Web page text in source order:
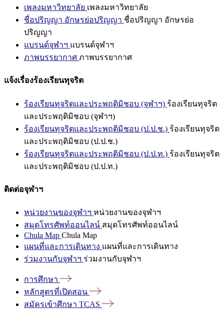
เพลงมหาวิทยาลัย เพลงมหาวิทยาลัย
ชื่อปริญญา อักษรย่อปริญญา ชื่อปริญญา อักษรย่อ
ปริญญา
แบรนด์จุฬาฯ แบรนด์จุฬาฯ
ภาพบรรยากาศ ภาพบรรยากาศ
แจ้งเรื่องร้องเรียนทุจริต
ร้องเรียนทุจริตและประพฤติมิชอบ (จุฬาฯ) ร้องเรียนทุจริต
และประพฤติมิชอบ (จุฬาฯ)
ร้องเรียนทุจริตและประพฤติมิชอบ (ป.ป.ช.) ร้องเรียนทุจริต
และประพฤติมิชอบ (ป.ป.ช.)
ร้องเรียนทุจริตและประพฤติมิชอบ (ป.ป.ท.) ร้องเรียนทุจริต
และประพฤติมิชอบ (ป.ป.ท.)
ติดต่อจุฬาฯ
หน่วยงานของจุฬาฯ หน่วยงานของจุฬาฯ
สมุดโทรศัพท์ออนไลน์ สมุดโทรศัพท์ออนไลน์
Chula Map Chula Map
แผนที่และการเดินทาง แผนที่และการเดินทาง
ร่วมงานกับจุฬาฯ ร่วมงานกับจุฬาฯ
การศึกษา
หลักสูตรที่เปิดสอน
สมัครเข้าศึกษา TCAS